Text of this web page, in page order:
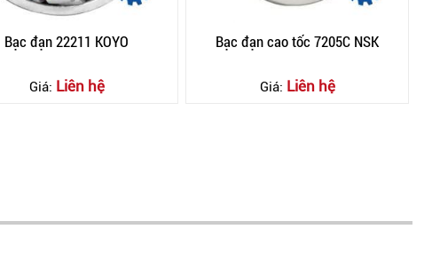
Bạc đạn 22211 KOYO
Giá: Liên hệ
Bạc đạn cao tốc 7205C NSK
Giá: Liên hệ